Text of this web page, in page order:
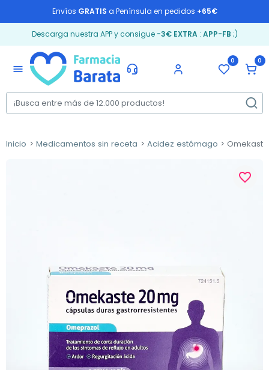
Envíos GRATIS a Península en pedidos +65€
Descarga nuestra APP y consigue -3€ EXTRA: APP-FB ;)
menu
0 0
Inicio Medicamentos sin receta Acidez estómago
favorite_border